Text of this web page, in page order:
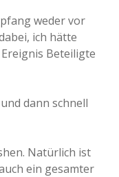
weder vor
ich hätte
Beteiligte
dann schnell
Natürlich ist
ein gesamter